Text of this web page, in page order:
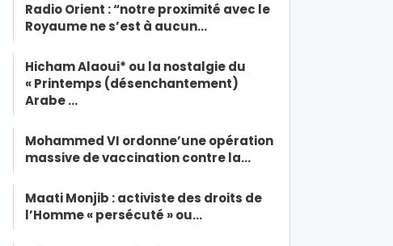
Radio Orient : “notre proximité avec le
Royaume ne s’est à aucun…
Hicham Alaoui* ou la nostalgie du
« Printemps (désenchantement)
Arabe …
Mohammed VI ordonne’une opération
massive de vaccination contre la…
Maati Monjib : activiste des droits de
l’Homme « persécuté » ou…